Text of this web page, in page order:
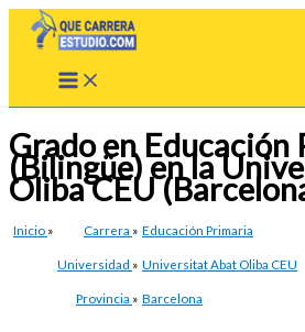
Grado en Educación
(Bilingüe) en la
Oliba CEU
Inicio » Carrera » Educación Primaria
Universidad » Universitat Abat Oliba CEU
Provincia » Barcelona